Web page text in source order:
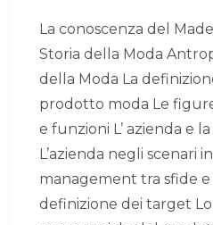
La conoscenza del
Storia della Moda
della Moda La
prodotto moda Le
e funzioni L’ azienda e
L’azienda negli scenari
management tra sfide
definizione dei target